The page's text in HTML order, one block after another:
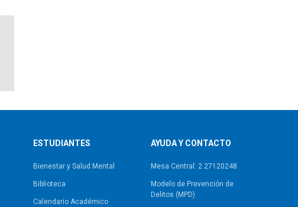
ESTUDIANTES
Bienestar y Salud Mental
Biblioteca
Calendario Académico
AYUDA Y CONTACTO
Mesa Central: 2 27120248
Modelo de Prevención de
Delitos (MPD)